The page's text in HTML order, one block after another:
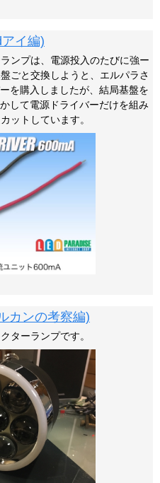
イ編)
ンプは、電源投入のたびに強ー
ごと交換しようと、エルパラさ
を購入しましたが、結局基盤を
して電源ドライバーだけを組み
ットしています。
カンの考察編)
ターランプです。